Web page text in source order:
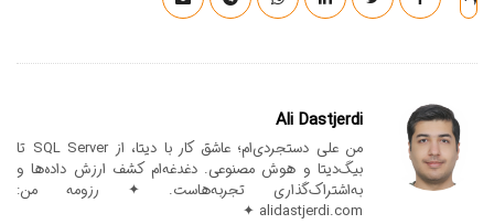
Ali Dastjerdi
من علی دستجردی‌ام؛ عاشق کار با دیتا، از SQL Server تا
بیگ‌دیتا و هوش مصنوعی. دغدغه‌ام کشف ارزش داده‌ها و
به‌اشتراک‌گذاری تجربه‌هاست. ✦ رزومه من:
alidastjerdi.com ✦